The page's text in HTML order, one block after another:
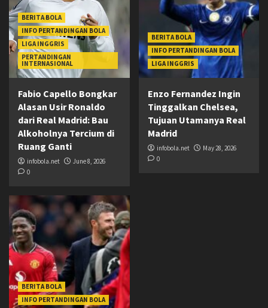
BERITA BOLA
INFO PERTANDINGAN BOLA
LIGA INGGRIS
PERTANDINGAN
INTERNASIONAL
Fabio Capello Bongkar
Alasan Usir Ronaldo
dari Real Madrid: Bau
Alkoholnya Tercium di
Ruang Ganti
infobola.net
June 8, 2026
0
BERITA BOLA
INFO PERTANDINGAN BOLA
LIGA INGGRIS
Enzo Fernandez Ingin
Tinggalkan Chelsea,
Tujuan Utamanya Real
Madrid
infobola.net
May 28, 2026
0
BERITA BOLA
INFO PERTANDINGAN BOLA